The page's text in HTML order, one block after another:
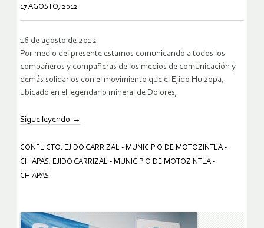
17 AGOSTO, 2012
16 de agosto de 2012
Por medio del presente estamos comunicando a todos los
compañeros y compañeras de los medios de comunicación y
demás solidarios con el movimiento que el Ejido Huizopa,
ubicado en el legendario mineral de Dolores,
Sigue leyendo →
CONFLICTO: EJIDO CARRIZAL - MUNICIPIO DE MOTOZINTLA -
CHIAPAS, EJIDO CARRIZAL - MUNICIPIO DE MOTOZINTLA -
CHIAPAS